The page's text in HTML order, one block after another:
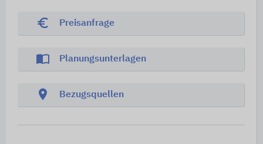
euro_symbol Preisanfrage
import_contacts Planungsunterlagen
location_on Bezugsquellen